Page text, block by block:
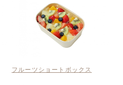
フルーツショートボックス